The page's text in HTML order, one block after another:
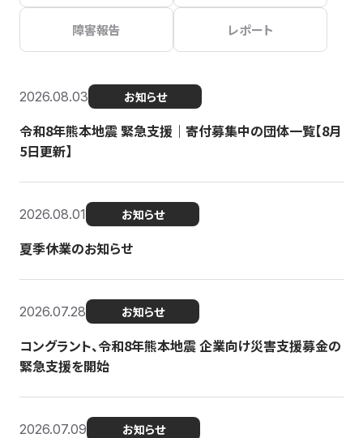
障害報告 レポート
2026.08.03 お知らせ
令和8年熊本地震 緊急支援｜寄付募集中の団体一覧【8月
5日更新】
2026.08.01 お知らせ
夏季休業のお知らせ
2026.07.28 お知らせ
コングラント、令和8年熊本地震 企業向け災害支援募金の
緊急支援を開始
2026.07.09 お知らせ